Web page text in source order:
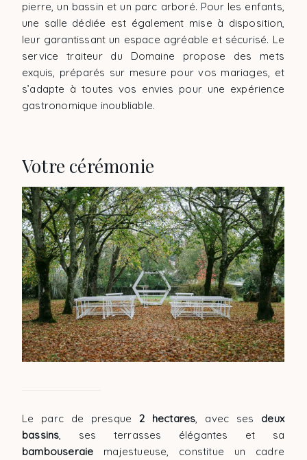
pierre, un bassin et un parc arboré. Pour les enfants,
une salle dédiée est également mise à disposition,
leur garantissant un espace agréable et sécurisé. Le
service traiteur du Domaine propose des mets
exquis, préparés sur mesure pour vos mariages, et
s’adapte à toutes vos envies pour une expérience
gastronomique inoubliable.
Votre cérémonie
Le parc de presque 2 hectares , avec ses deux
bassins , ses terrasses élégantes et sa
bambouseraie majestueuse, constitue un cadre